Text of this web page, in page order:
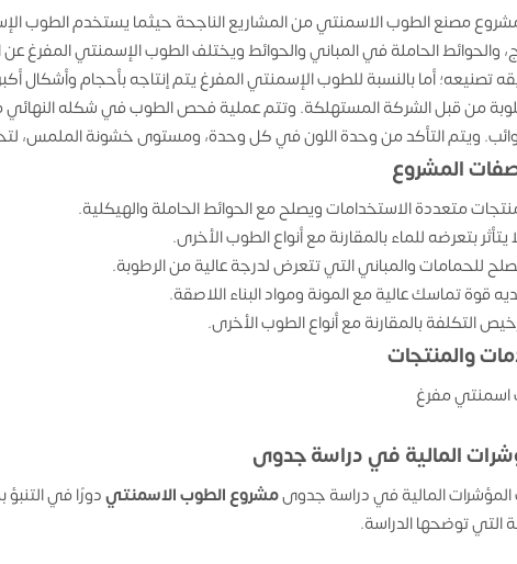
مصنع الطوب الاسمنتي من المشاريع الناجحة حيثما يستخدم الطوب
والحوائط الحاملة في المباني والحوائط ويختلف الطوب الإسمنتي
تصنيعه؛ أما بالنسبة للطوب الإسمنتي المفرغ يتم إنتاجه بأحجام
من قبل الشركة المستهلكة. وتتم عملية فحص الطوب في شكله النهائي
ويتم التأكد من وحدة اللون في كل وحدة، ومستوى خشونة الملمس،
المشروع
متعددة الاستخدامات ويصلح مع الحوائط الحاملة والهيكلية.
يتأثر بتعرضه للماء بالمقارنة مع أنواع الطوب الأخرى.
للحمامات والمباني التي تتعرض لدرجة عالية من الرطوبة.
قوة تماسك عالية مع المونة ومواد البناء اللاصقة.
التكلفة بالمقارنة مع أنواع الطوب الأخرى.
والمنتجات
مفرغ
المالية في دراسة جدوى
المالية في دراسة جدوىمشروع الطوب الاسمنتيدورًا في
التي توضحها الدراسة.